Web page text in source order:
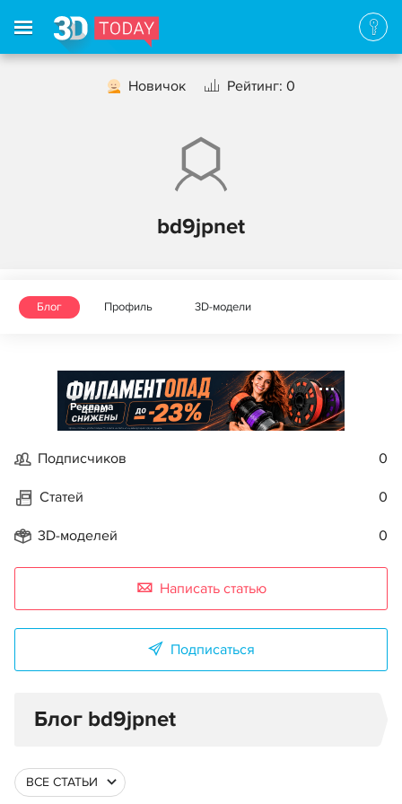
Новичок Рейтинг: 0
bd9jpnet
Блог Профиль 3D-модели
Реклама
Подписчиков 0
Статей 0
3D-моделей 0
Написать статью
Подписаться
Блог bd9jpnet
ВСЕ СТАТЬИ